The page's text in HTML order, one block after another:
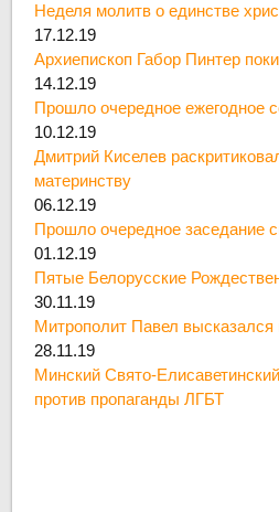
Неделя молитв о единстве
17.12.19
Архиепископ Габор Пинтер
14.12.19
Прошло очередное ежегодное
10.12.19
Дмитрий Киселев
материнству
06.12.19
Прошло очередное заседание
01.12.19
Пятые Белорусские
30.11.19
Митрополит Павел высказался
28.11.19
Минский Свято-
против пропаганды ЛГБТ